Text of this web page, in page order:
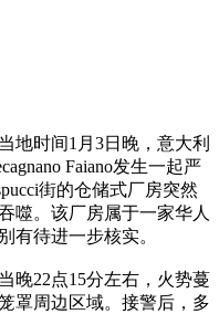
地时间1月3日晚，意大利
Faiano发生一起严
街的仓储式厂房突然
噬。该厂房属于一家华人
有待进一步核实。
晚22点15分左右，火势蔓
罩周边区域。接警后，多